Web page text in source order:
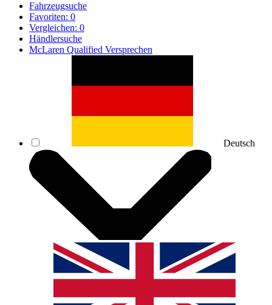
Fahrzeugsuche
Favoriten: 0
Vergleichen: 0
Händlersuche
McLaren Qualified Versprechen
Deutsch